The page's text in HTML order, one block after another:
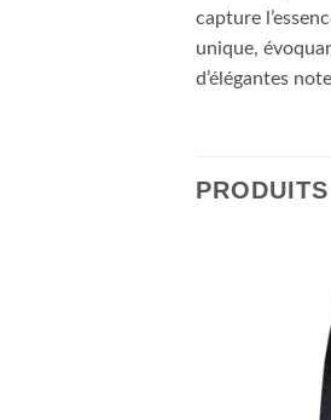
capture
unique,
d’élégantes